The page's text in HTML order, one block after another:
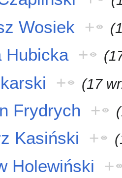
Wosiek +
Hubicka +
+ (17
Frydrych +
Kasiński +
Holewiński
+